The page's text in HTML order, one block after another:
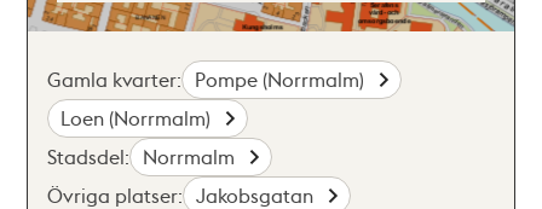
Gamla kvarter: Pompe (Norrmalm)
Loen (Norrmalm)
Stadsdel: Norrmalm
Övriga platser: Jakobsgatan